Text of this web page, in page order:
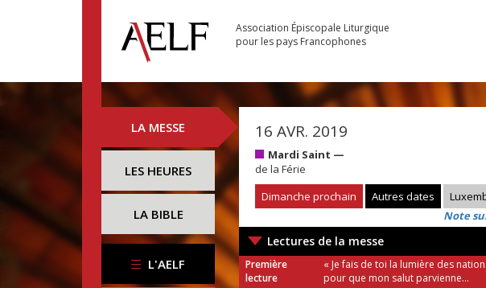
Association Épiscopale Liturgique
pour les pays Francophones
LA MESSE
LES HEURES
LA BIBLE
L'AELF
16 AVR. 2019
Mardi Saint —
de la Férie
Dimanche prochain
Autres dates
Note
Lectures de la messe
Première
lecture
« Je fais de toi la lumière des
pour que mon salut parvienne...